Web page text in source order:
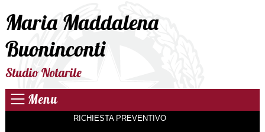
Maria Maddalena
Buoninconti
Studio Notarile
Menu
RICHIESTA PREVENTIVO